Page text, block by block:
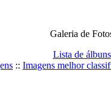
Galeria de
Lista de álbuns
:: Imagens melhor